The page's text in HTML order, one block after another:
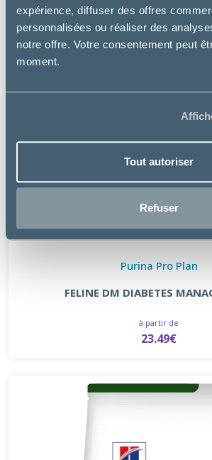
expérience, diffuser des offres
personnalisées ou réaliser des
notre offre. Votre consentement peut
moment.
Tout autoriser
Refuser
Purina Pro Plan
FELINE DM DIABETES
à partir de
23.49€